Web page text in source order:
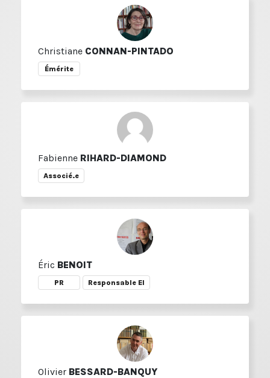
Christiane CONNAN-PINTADO
Émérite
Fabienne RIHARD-DIAMOND
Associé.e
Éric BENOIT
PR Responsable EI
Olivier BESSARD-BANQUY